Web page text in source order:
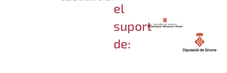
el
suport
de: